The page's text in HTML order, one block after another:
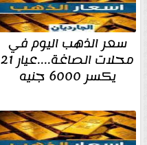
سعر الذهب اليوم في
محلات الصاغة....عيار 21
يكسر 6000 جنيه